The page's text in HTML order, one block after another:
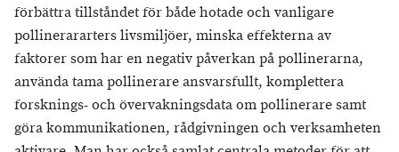
förbättra tillståndet för både hotade och vanligare
pollinerararters livsmiljöer, minska effekterna av
faktorer som har en negativ påverkan på pollinerarna,
använda tama pollinerare ansvarsfullt, komplettera
forsknings- och övervakningsdata om pollinerare samt
göra kommunikationen, rådgivningen och verksamheten